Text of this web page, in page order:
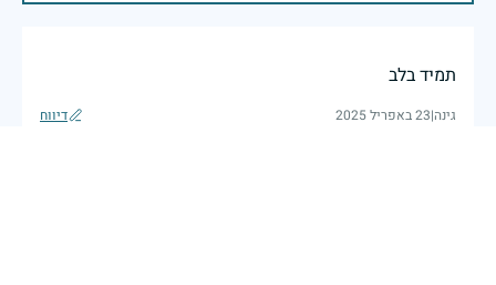
תמיד בלב
גינה|23 באפריל 2025 דיווח